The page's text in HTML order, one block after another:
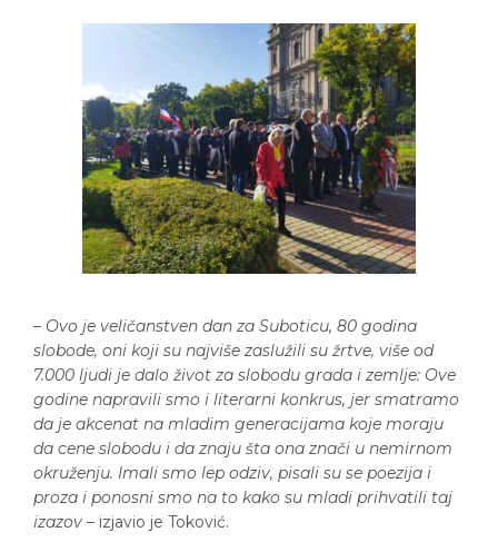
– Ovo je veličanstven dan za Suboticu, 80 godina
slobode, oni koji su najviše zaslužili su žrtve, više od
7.000 ljudi je dalo život za slobodu grada i zemlje: Ove
godine napravili smo i literarni konkrus, jer smatramo
da je akcenat na mladim generacijama koje moraju
da cene slobodu i da znaju šta ona znači u nemirnom
okruženju. Imali smo lep odziv, pisali su se poezija i
proza i ponosni smo na to kako su mladi prihvatili taj
izazov – izjavio je Toković.